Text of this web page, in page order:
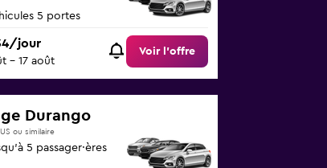
5 portes
jour
- 17 août
Voir l’offre
Durango
ou similaire
5 passager·ères